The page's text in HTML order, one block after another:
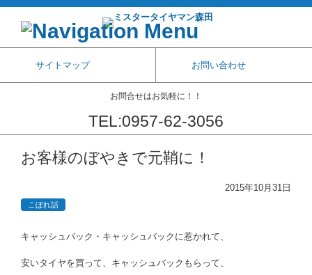
サイトマップ お問い合わせ
お問合せはお気軽に！！
TEL:0957-62-3056
コンテンツに移動
お客様のぼやきで元鞘に！
2015年10月31日
こぼれ話
キャッシュバック・キャッシュバックに惹かれて、
安いタイヤを買って、キャッシュバックもらって、